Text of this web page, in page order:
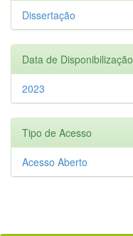
Dissertação
Data de Disponibilização
2023
Tipo de Acesso
Acesso Aberto